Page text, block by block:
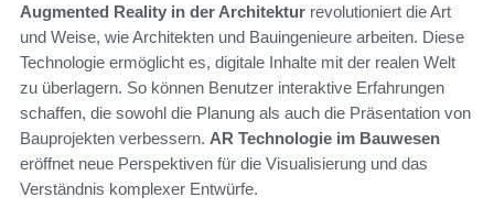
Augmented Reality in der Architektur revolutioniert die Art
und Weise, wie Architekten und Bauingenieure arbeiten. Diese
Technologie ermöglicht es, digitale Inhalte mit der realen Welt
zu überlagern. So können Benutzer interaktive Erfahrungen
schaffen, die sowohl die Planung als auch die Präsentation von
Bauprojekten verbessern. AR Technologie im Bauwesen
eröffnet neue Perspektiven für die Visualisierung und das
Verständnis komplexer Entwürfe.